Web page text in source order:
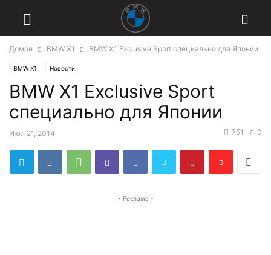
Домой BMW X1 BMW X1 Exclusive Sport специально для Японии
BMW X1 Новости
BMW X1 Exclusive Sport
специально для Японии
Июл 21, 2014 0
751
- Реклама -